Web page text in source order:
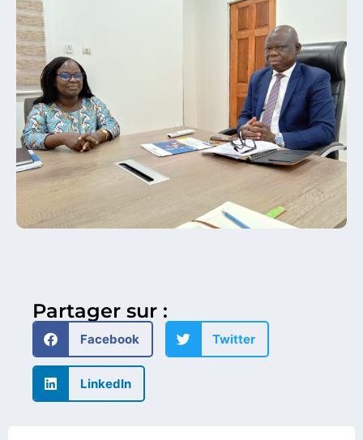
Partager sur :
Facebook Twitter
LinkedIn